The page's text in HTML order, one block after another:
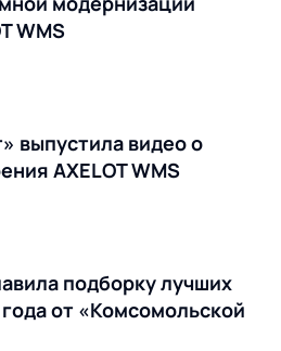
WMS
выпустила видео о
AXELOT WMS
подборку лучших
от «Комсомольской